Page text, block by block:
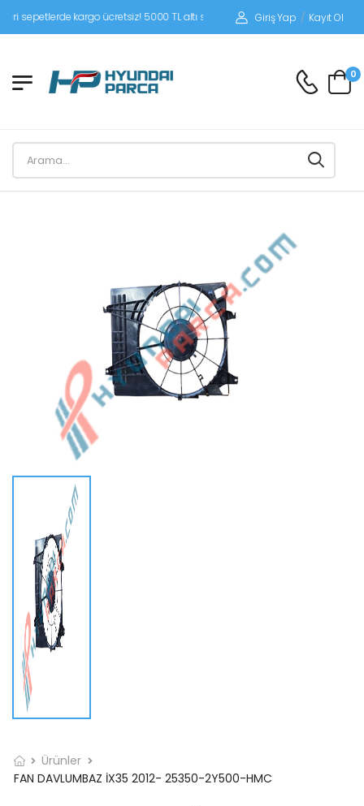
kargo ücretsiz! 5000 TL altı siparişlerinizde siparişleriniz alıcı
Giriş Yap / Kayıt Ol
0
Ürünler
FAN DAVLUMBAZ İX35 2012- 25350-2Y500-HMC